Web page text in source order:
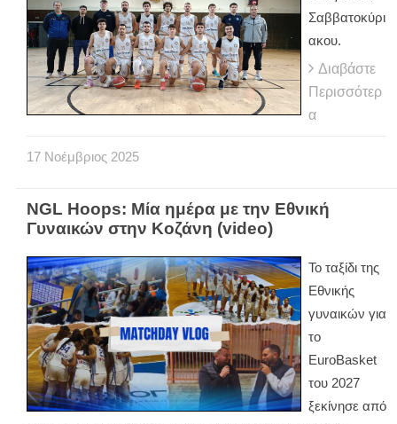
Σαββατοκύρι
ακου.
Διαβάστε
Περισσότερ
α
17 Νοέμβριος 2025
NGL Hoops: Μία ημέρα με την Εθνική
Γυναικών στην Κοζάνη (video)
Το ταξίδι της
Εθνικής
γυναικών για
το
EuroBasket
του 2027
ξεκίνησε από